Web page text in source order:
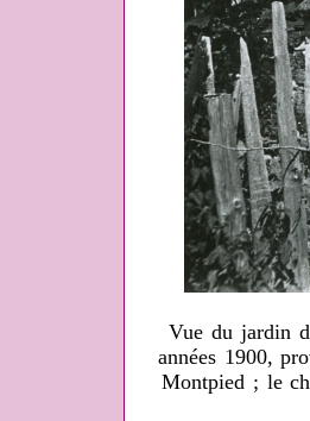
Vue du jardin
années 1900,
Montpied ; le